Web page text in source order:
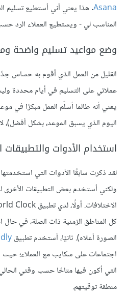
Asana. هذا يعني أني أستطيع تسليم
المناسب لي - ويستطيع العملاء الرد
وضع مواعيد تسليم واضحة
القليل من العمل الذي أقوم به حساس
عملائي على التسليم في أيام محددة
يعني أنه طالما أسلّم العمل مبكرًا في
اليوم الذي يسبق الموعد، بشكل أفضل)،
استخدام الأدوات
لقد ذكرت سابقًا الأدوات التي
ولكني أستخدم بعض التطبيقات الأخرى
كل المناطق الزمنية ذات الصلة، في
الصورة أعلاه). ثانيًا، أستخدم تطبيق
اجتماعات على سكايب مع العملاء؛ حيث
التي أكون فيها متاحًا حسب وقتي
منطقة توقيتهم.